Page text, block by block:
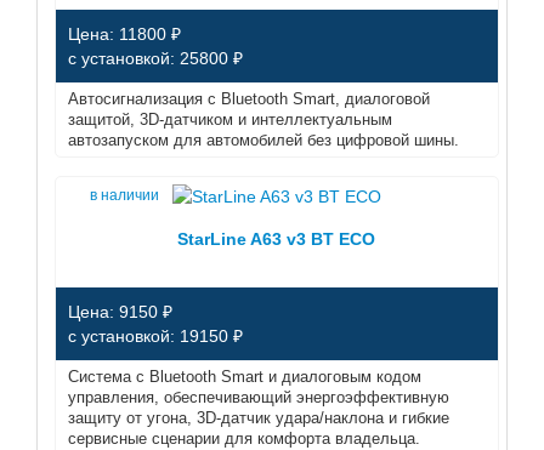
Цена: 11800 ₽
с установкой: 25800 ₽
Автосигнализация с Bluetooth Smart, диалоговой
защитой, 3D-датчиком и интеллектуальным
автозапуском для автомобилей без цифровой шины.
в наличии
StarLine A63 v3 BT ECO
Цена: 9150 ₽
с установкой: 19150 ₽
Система с Bluetooth Smart и диалоговым кодом
управления, обеспечивающий энергоэффективную
защиту от угона, 3D‑датчик удара/наклона и гибкие
сервисные сценарии для комфорта владельца.